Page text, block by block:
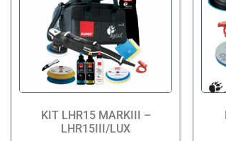
KIT LHR15 MARKIII –
LHR15III/LUX